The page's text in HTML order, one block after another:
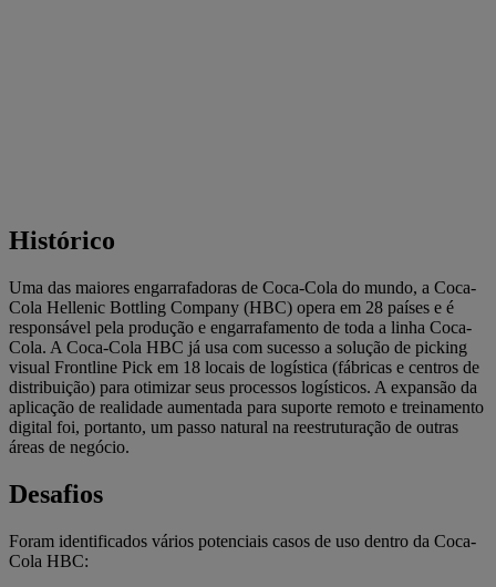
Histórico
Uma das maiores engarrafadoras de Coca-Cola do mundo, a Coca-
Cola Hellenic Bottling Company (HBC) opera em 28 países e é
responsável pela produção e engarrafamento de toda a linha Coca-
Cola. A Coca-Cola HBC já usa com sucesso a solução de picking
visual Frontline Pick em 18 locais de logística (fábricas e centros de
distribuição) para otimizar seus processos logísticos. A expansão da
aplicação de realidade aumentada para suporte remoto e treinamento
digital foi, portanto, um passo natural na reestruturação de outras
áreas de negócio.
Desafios
Foram identificados vários potenciais casos de uso dentro da Coca-
Cola HBC: